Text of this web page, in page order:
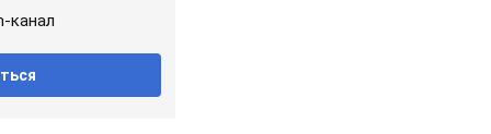
канал